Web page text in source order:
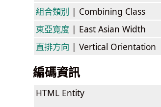
組合類別 | Combining Class
東亞寬度 | East Asian Width
直排方向 | Vertical Orientation
編碼資訊
HTML Entity